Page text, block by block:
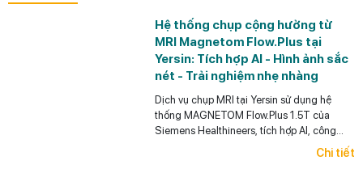
Hệ thống chụp cộng hưởng từ
MRI Magnetom Flow.Plus tại
Yersin: Tích hợp AI - Hình ảnh sắc
nét - Trải nghiệm nhẹ nhàng
Dịch vụ chụp MRI tại Yersin sử dụng hệ
thống MAGNETOM Flow.Plus 1.5T của
Siemens Healthineers, tích hợp AI, công
nghệ Deep Resolve, khử tiếng ồn và tối ưu
Chi tiết